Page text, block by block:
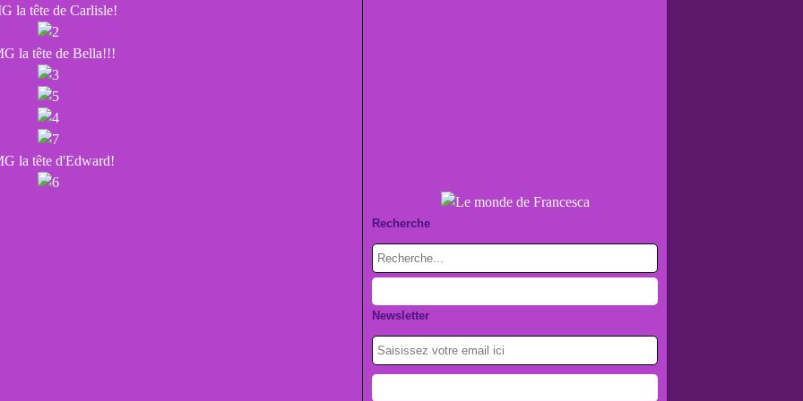
la tête de Carlisle!
la tête de Bella!!!
la tête d'Edward!
Recherche
Newsletter